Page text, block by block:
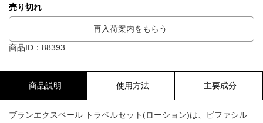
売り切れ
再入荷案内をもらう
商品ID：88393
商品説明 使用方法 主要成分
ブランエクスペール トラベルセット(ローション)は、ビファシル